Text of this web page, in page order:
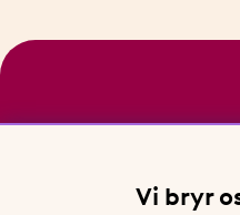
Vi bryr